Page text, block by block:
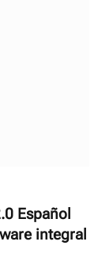
Español
integral